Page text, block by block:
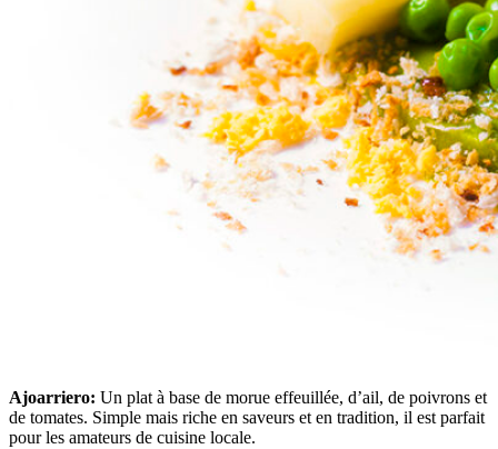
Ajoarriero: Un plat à base de morue effeuillée, d’ail, de poivrons et
de tomates. Simple mais riche en saveurs et en tradition, il est parfait
pour les amateurs de cuisine locale.